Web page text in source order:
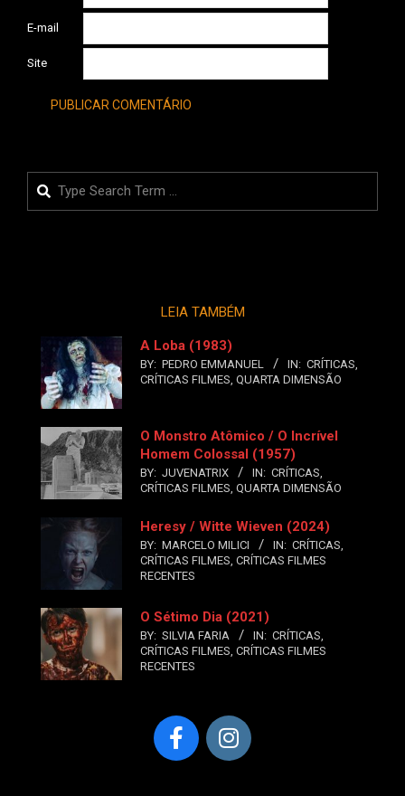
E-mail
Site
Search
LEIA TAMBÉM
A Loba (1983)
BY: PEDRO EMMANUEL IN: CRÍTICAS
CRÍTICAS FILMES QUARTA DIMENSÃO
O Monstro Atômico / O Incrível
Homem Colossal (1957)
BY: JUVENATRIX IN: CRÍTICAS
CRÍTICAS FILMES QUARTA DIMENSÃO
Heresy / Witte Wieven (2024)
BY: MARCELO MILICI IN: CRÍTICAS
CRÍTICAS FILMES CRÍTICAS FILMES
RECENTES
O Sétimo Dia (2021)
BY: SILVIA FARIA IN: CRÍTICAS
CRÍTICAS FILMES CRÍTICAS FILMES
RECENTES